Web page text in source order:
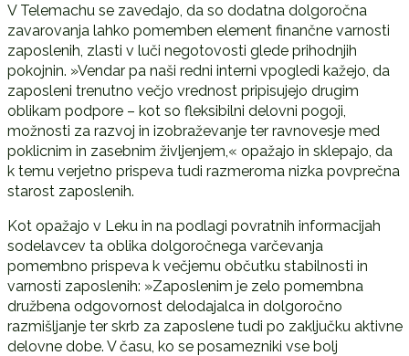
V Telemachu se zavedajo, da so dodatna dolgoročna
zavarovanja lahko pomemben element finančne varnosti
zaposlenih, zlasti v luči negotovosti glede prihodnjih
pokojnin. »Vendar pa naši redni interni vpogledi kažejo, da
zaposleni trenutno večjo vrednost pripisujejo drugim
oblikam podpore – kot so fleksibilni delovni pogoji,
možnosti za razvoj in izobraževanje ter ravnovesje med
poklicnim in zasebnim življenjem,« opažajo in sklepajo, da
k temu verjetno prispeva tudi razmeroma nizka povprečna
starost zaposlenih.
Kot opažajo v Leku in na podlagi povratnih informacijah
sodelavcev ta oblika dolgoročnega varčevanja
pomembno prispeva k večjemu občutku stabilnosti in
varnosti zaposlenih: »Zaposlenim je zelo pomembna
družbena odgovornost delodajalca in dolgoročno
razmišljanje ter skrb za zaposlene tudi po zaključku aktivne
delovne dobe. V času, ko se posamezniki vse bolj